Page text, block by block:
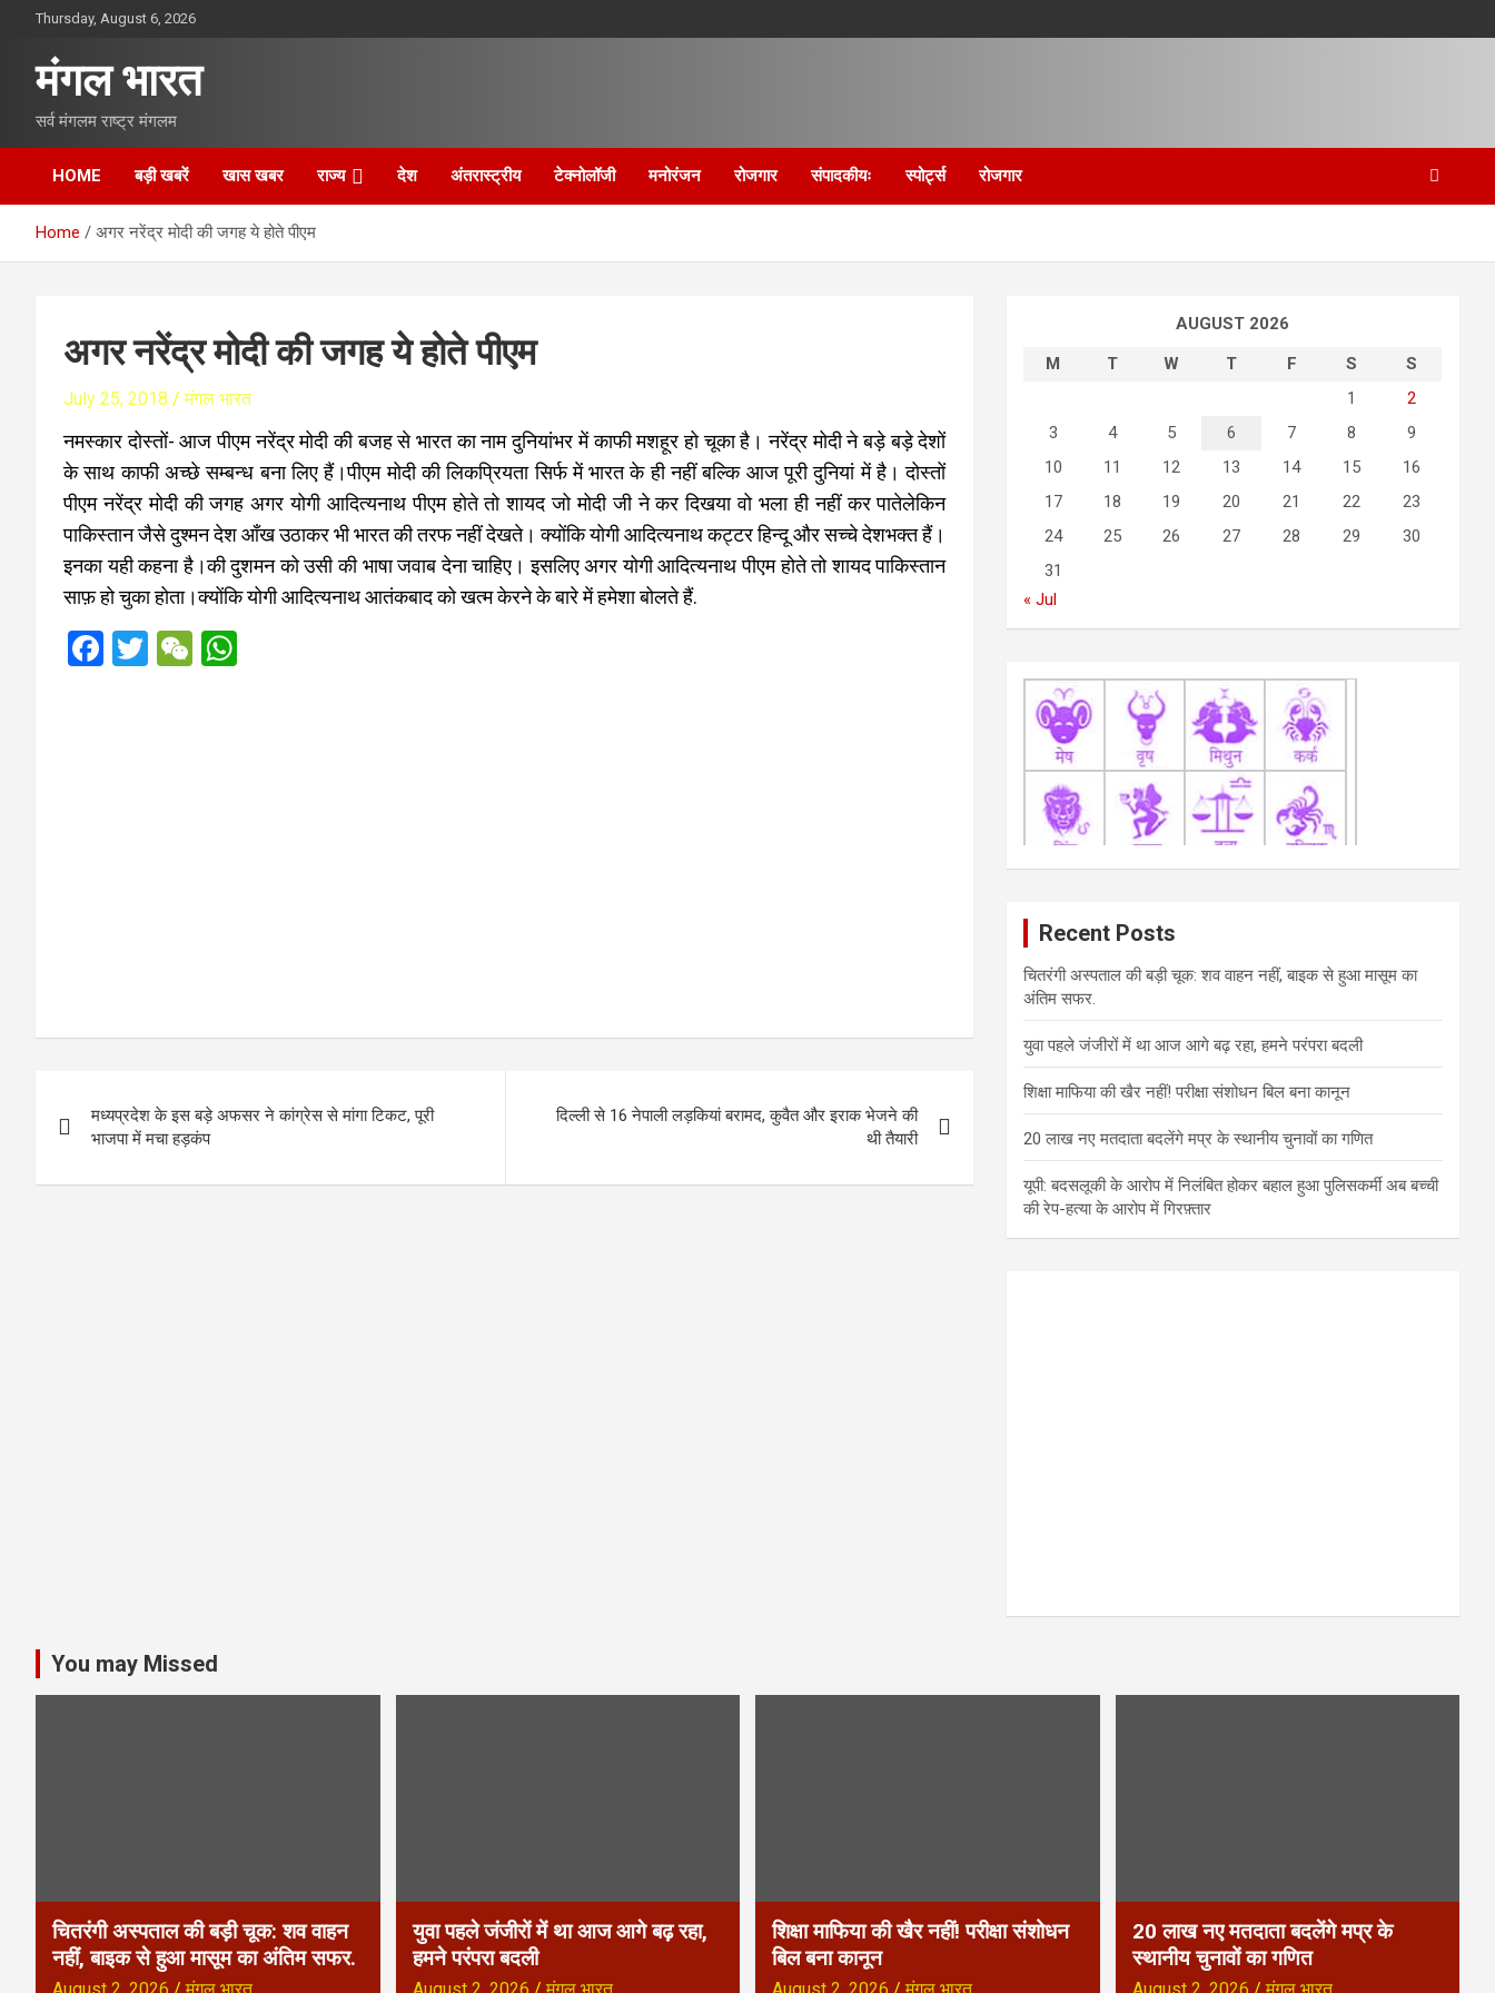
c
n
Thursday, August 6, 2026
मंगल भारत
सर्व मंगलम राष्ट्र मंगलम
HOME बड़ी खबरें खास खबर राज्य देश अंतरास्ट्रीय टेक्नोलॉजी मनोरंजन रोजगार संपादकीयः स्पोर्ट्स रोजगार
Home अगर नरेंद्र मोदी की जगह ये होते पीएम
अगर नरेंद्र मोदी की जगह ये होते पीएम
July 25, 2018 मंगल भारत
नमस्कार दोस्तों- आज पीएम नरेंद्र मोदी की बजह से भारत का नाम दुनियांभर में काफी मशहूर हो चूका है। नरेंद्र मोदी ने बड़े बड़े देशों
के साथ काफी अच्छे सम्बन्ध बना लिए हैं।पीएम मोदी की लिकप्रियता सिर्फ में भारत के ही नहीं बल्कि आज पूरी दुनियां में है।दोस्तों
पीएम नरेंद्र मोदी की जगह अगर योगी आदित्यनाथ पीएम होते तो शायद जोमोदी जी ने कर दिखया वो भला ही नहीं कर पातेलेकिन
पाकिस्तान जैसे दुश्मन देश आँख उठाकर भी भारत की तरफ नहीं देखते। क्योंकि योगी आदित्यनाथ कट्टर हिन्दू और सच्चे देशभक्त हैं।
इनका यही कहना है।की दुशमन को उसी की भाषा जवाब देना चाहिए। इसलिए अगर योगी आदित्यनाथ पीएम होते तो शायद पाकिस्तान
साफ़ हो चुका होता।क्योंकि योगी आदित्यनाथ आतंकबाद को खत्म केरने के बारे में हमेशा बोलते हैं.
F
T
W
s
o
n
मध्यप्रदेश के इस बड़े अफसर ने कांग्रेस से मांगा टिकट, पूरी
भाजपा में मचा हड़कंप
दिल्ली से 16 नेपाली लड़कियां बरामद, कुवैत और इराक भेजने की
थी तैयारी
AUGUST 2026
M
T W T F S
S
1
2
3
4 5 6 7 8
9
10
11 12 13 14 15
16
17
18 19 20 21 22
23
24
25 26 27 28 29
30
31
« Jul
Recent Posts
चितरंगी अस्पताल की बड़ी चूक: शव वाहन नहीं, बाइक से हुआ मासूम का
अंतिम सफर.
युवा पहले जंजीरों में था आज आगे बढ़ रहा, हमने परंपरा बदली
शिक्षा माफिया की खैर नहीं! परीक्षा संशोधन बिल बना कानून
20 लाख नए मतदाता बदलेंगे मप्र के स्थानीय चुनावों का गणित
यूपी: बदसलूकी के आरोप में निलंबित होकर बहाल हुआ पुलिसकर्मी अब बच्ची
की रेप-हत्या के आरोप में गिरफ़्तार
You may Missed
चितरंगी अस्पताल की बड़ी चूक: शव वाहन
नहीं, बाइक से हुआ मासूम का अंतिम सफर.
August 2, 2026 मंगल भारत
युवा पहले जंजीरों में था आज आगे बढ़ रहा,
हमने परंपरा बदली
August 2, 2026 मंगल भारत
शिक्षा माफिया की खैर नहीं! परीक्षा संशोधन
बिल बना कानून
August 2, 2026 मंगल भारत
20 लाख नए मतदाता बदलेंगे मप्र के
स्थानीय चुनावों का गणित
August 2, 2026 मंगल भारत